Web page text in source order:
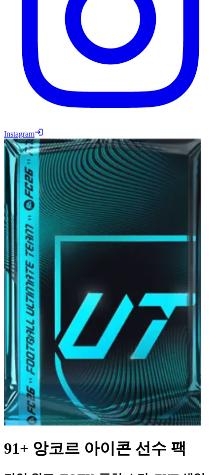
Instagram
91+ 앙코르 아이콘 선수 팩